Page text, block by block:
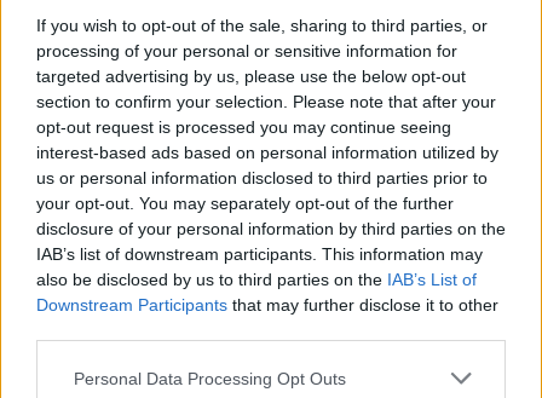
If you wish to opt-out of the sale, sharing to third parties, or
processing of your personal or sensitive information for
targeted advertising by us, please use the below opt-out
section to confirm your selection. Please note that after your
opt-out request is processed you may continue seeing
interest-based ads based on personal information utilized by
us or personal information disclosed to third parties prior to
your opt-out. You may separately opt-out of the further
disclosure of your personal information by third parties on the
IAB’s list of downstream participants. This information may
also be disclosed by us to third parties on the IAB’s List of
Downstream Participants that may further disclose it to other
Please note that this website/app uses one or more Google
Personal Data Processing Opt Outs
ότι η κατανόηση των έργων είναι ένα είδος
λογοτεχνικού τεστ IQ. Αλλά η κατανόηση του
Σαίξπηρ στην πραγματικότητα συνεπάγεται την
αποδοχή της ασάφειάς του. Δεν είναι ότι υπάρχει
το ένα και μοναδικό σωστό νόημα που κρύβεται
ως ανταμοιβή για την εξυπνάδα ή την επιμονή –
αυτά τα παιχνίδια προκαλούν ερωτήσεις αντί να
παρέχουν απαντήσεις.
Θα είχε σκοτώσει ο Μάκβεθ τον βασιλιά χωρίς την
προφητεία των μαγισσών; Ακριβώς – αυτό είναι το